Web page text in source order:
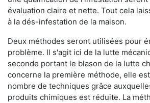
évaluation claire et nette. Tout cela
à la dés-infestation de la maison.
Deux méthodes seront utilisées pour
problème. Il s'agit ici de la lutte
seconde portant le blason de la lutte
concerne la première méthode, elle
nombre de techniques grâce
produits chimiques est réduite. La